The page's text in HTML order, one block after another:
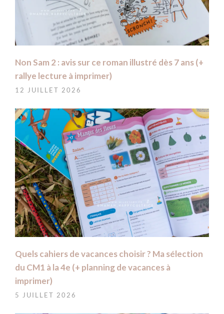
Non Sam 2 : avis sur ce roman illustré dès 7 ans (+
rallye lecture à imprimer)
12 JUILLET 2026
Quels cahiers de vacances choisir ? Ma sélection
du CM1 à la 4e (+ planning de vacances à
imprimer)
5 JUILLET 2026